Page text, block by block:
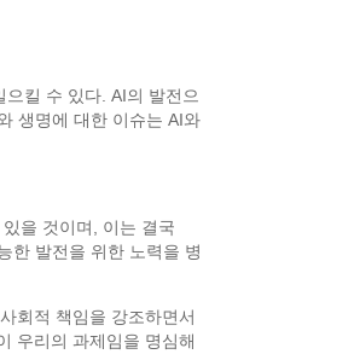
킬 수 있다. AI의 발전으
생명에 대한 이슈는 AI와
을 것이며, 이는 결국
한 발전을 위한 노력을 병
회적 책임을 강조하면서
우리의 과제임을 명심해